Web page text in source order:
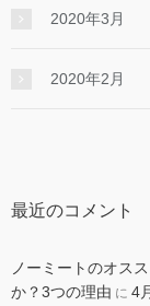
2020年3月
2020年2月
最近のコメント
ノーミートのオス
か？3つの理由 に 4